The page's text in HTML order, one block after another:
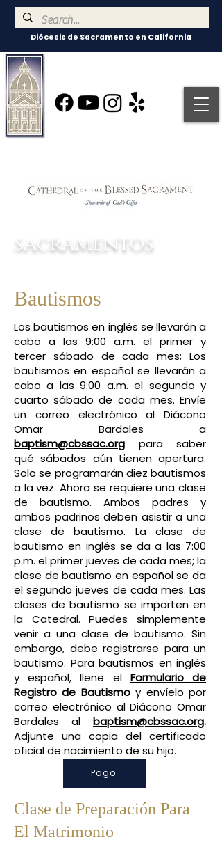
Diócesis de Sacramento en California
sacramentos
Bautismos
Los bautismos en inglés se llevarán a
cabo a las 9:00 a.m. el primer y
tercer sábado de cada mes; Los
bautismos en español se llevarán a
cabo a las 9:00 a.m. el segundo y
cuarto sábado de cada mes. Envíe
un correo electrónico al Diácono
Omar Bardales a
baptism@cbssac.org
para saber
qué sábados aún tienen apertura.
Solo se programarán diez bautismos
a la vez. Ahora se requiere una clase
de bautismo. Ambos padres y
ambos padrinos deben asistir a una
clase de bautismo. La clase de
bautismo en inglés se da a las 7:00
p.m. el primer jueves de cada mes; la
clase de bautismo en español se da
el segundo jueves de cada mes. Las
clases de bautismo se imparten en
la Catedral. Puedes simplemente
venir a una clase de bautismo. Sin
embargo, debe registrarse para un
bautismo. Para bautismos en inglés
y español, llene el Formulario de
Registro de Bautismo y envíelo por
correo electrónico al Diácono Omar
Bardales al baptism@cbssac.org.
Adjunte una copia del certificado
oficial de nacimiento de su hijo.
Pago
Clase de Preparación Para
El Matrimonio